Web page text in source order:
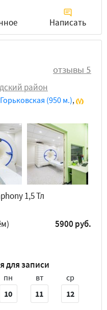
Написать
отзывы 5
район
Горьковская (950 м.),
1,5 Тл
5900 руб.
для записи
пн
10
вт
11
ср
12